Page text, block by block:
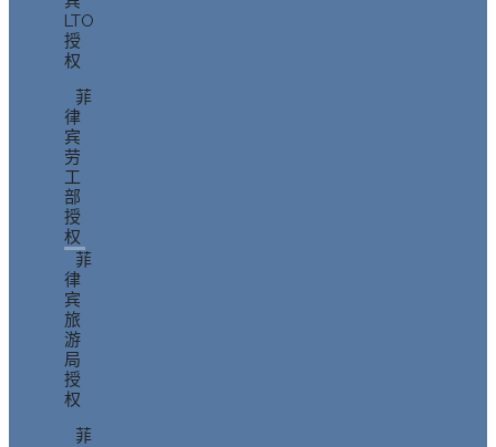
LTO
授
权
菲
律
宾
劳
工
部
授
权
菲
律
宾
旅
游
局
授
权
菲